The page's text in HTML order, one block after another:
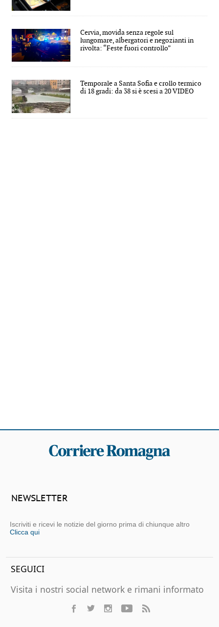
Cervia, movida senza regole sul
lungomare, albergatori e negozianti in
rivolta: “Feste fuori controllo”
Temporale a Santa Sofia e crollo termico
di 18 gradi: da 38 si è scesi a 20 VIDEO
NEWSLETTER
Iscriviti e ricevi le notizie del giorno prima di chiunque altro
Clicca qui
SEGUICI
Visita i nostri social network e rimani informato